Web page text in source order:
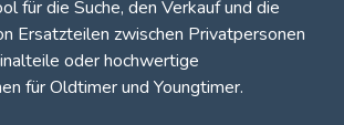
für die Suche, den Verkauf und die
Ersatzteilen zwischen Privatpersonen
oder hochwertige
für Oldtimer und Youngtimer.